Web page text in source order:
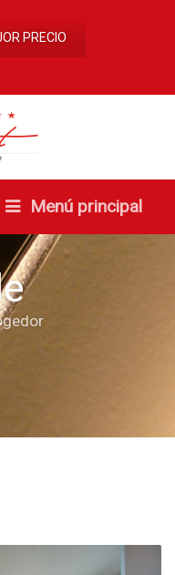
PRECIO
Menú principal